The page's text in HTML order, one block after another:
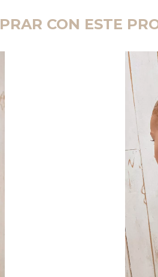
CON ESTE